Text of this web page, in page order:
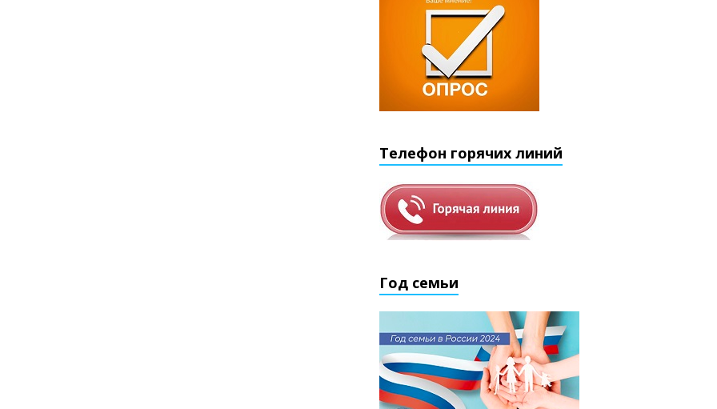
Телефон горячих линий
Год семьи